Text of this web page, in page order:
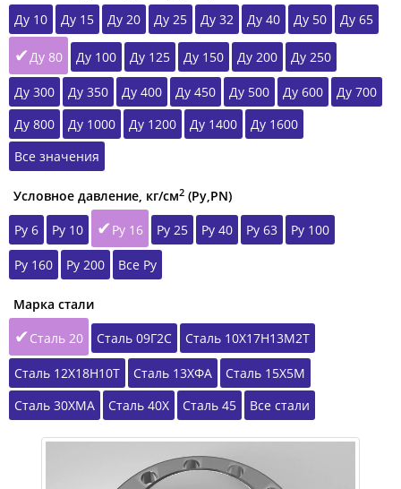
Ду 10
Ду 15 Ду 20 Ду 25 Ду 32 Ду 40 Ду 50 Ду 65
Ду 80 Ду 100 Ду 125 Ду 150 Ду 200 Ду 250
Ду 300 Ду 350 Ду 400 Ду 450 Ду 500 Ду 600
Ду 700
Ду 800
Ду 1000 Ду 1200 Ду 1400
Ду 1600
Все значения
Условное давление, кг/см2 (Ру,РN)
Ру 6
Ру 10 Ру 16 Ру 25 Ру 40 Ру 63 Ру 100
Ру 160 Ру 200 Все Ру
Марка стали
Сталь 20
Сталь 09Г2С Сталь 10Х17Н13М2Т
Сталь 12Х18Н10Т Сталь 13ХФА
Сталь 15Х5М
Сталь 30ХМА
Сталь 40Х Сталь 45 Все стали